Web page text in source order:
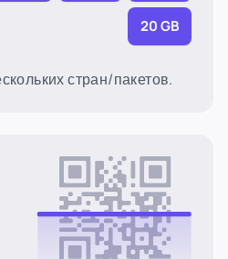
20 GB
стран/пакетов.